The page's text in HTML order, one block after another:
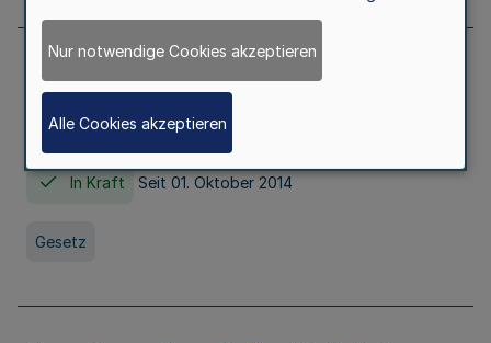
Gesetz über die Hochschulen des Landes
Nordrhein-Westfalen (Hochschulgesetz -
HG)
In Kraft Seit 01. Oktober 2014
Gesetz
Nur notwendige Cookies akzeptieren
Alle Cookies akzeptieren